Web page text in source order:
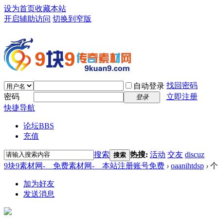
设为首页收藏本站
开启辅助访问 切换到窄版
自动登录 找回密码
密码
登录
立即注册
快捷导航
论坛BBS
充值
搜索 搜索 热搜: 活动 交友 discuz
9块9素材网-＿免费素材网-＿本站注册账号免费 › oaanihtdsp ›
加为好友
发送消息